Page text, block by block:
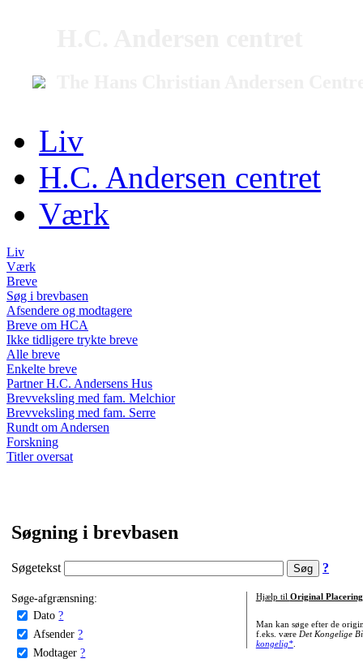
Liv
H.C. Andersen centret
Værk
Liv
Værk
Breve
Søg i brevbasen
Afsendere og modtagere
Breve om HCA
Ikke tidligere trykte breve
Alle breve
Enkelte breve
Partner H.C. Andersens Hus
Brevveksling med fam. Melchior
Brevveksling med fam. Serre
Rundt om Andersen
Forskning
Titler oversat
Søgning i brevbasen
Søgetekst ?
Søge-afgrænsning:
Dato ?
Afsender ?
Modtager ?
Hjælp til Original Placering
Man kan søge efter de
f.eks. være Det Kongelige
kongelig*.